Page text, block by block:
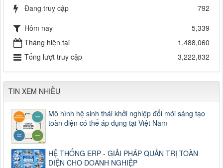
Đang truy cập
792
Hôm nay
5,339
Tháng hiện tại
1,488,060
Tổng lượt truy cập
3,222,832
TIN XEM NHIỀU
Mô hình hệ sinh thái khởi nghiệp đổi mới sáng tạo
toàn diện có thể áp dụng tại Việt Nam
HỆ THỐNG ERP - GIẢI PHÁP QUẢN TRỊ TOÀN
DIỆN CHO DOANH NGHIỆP